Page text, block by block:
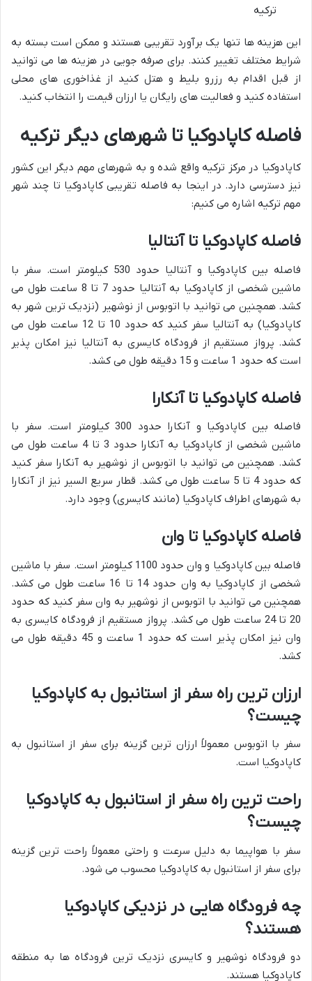
ترکیه
این هزینه ها تنها یک برآورد تقریبی هستند و ممکن است بسته به
شرایط مختلف تغییر کنند. برای صرفه جویی در هزینه ها می توانید
از قبل اقدام به رزرو بلیط و هتل کنید از غذاخوری های محلی
استفاده کنید و فعالیت های رایگان یا ارزان قیمت را انتخاب کنید.
فاصله کاپادوکیا تا شهرهای دیگر ترکیه
کاپادوکیا در مرکز ترکیه واقع شده و به شهرهای مهم دیگر این کشور
نیز دسترسی دارد. در اینجا به فاصله تقریبی کاپادوکیا تا چند شهر
مهم ترکیه اشاره می کنیم:
فاصله کاپادوکیا تا آنتالیا
فاصله بین کاپادوکیا و آنتالیا حدود 530 کیلومتر است. سفر با
ماشین شخصی از کاپادوکیا به آنتالیا حدود 7 تا 8 ساعت طول می
کشد. همچنین می توانید با اتوبوس از نوشهیر (نزدیک ترین شهر به
کاپادوکیا) به آنتالیا سفر کنید که حدود 10 تا 12 ساعت طول می
کشد. پرواز مستقیم از فرودگاه کایسری به آنتالیا نیز امکان پذیر
است که حدود 1 ساعت و 15 دقیقه طول می کشد.
فاصله کاپادوکیا تا آنکارا
فاصله بین کاپادوکیا و آنکارا حدود 300 کیلومتر است. سفر با
ماشین شخصی از کاپادوکیا به آنکارا حدود 3 تا 4 ساعت طول می
کشد. همچنین می توانید با اتوبوس از نوشهیر به آنکارا سفر کنید
که حدود 4 تا 5 ساعت طول می کشد. قطار سریع السیر نیز از آنکارا
به شهرهای اطراف کاپادوکیا (مانند کایسری) وجود دارد.
فاصله کاپادوکیا تا وان
فاصله بین کاپادوکیا و وان حدود 1100 کیلومتر است. سفر با ماشین
شخصی از کاپادوکیا به وان حدود 14 تا 16 ساعت طول می کشد.
همچنین می توانید با اتوبوس از نوشهیر به وان سفر کنید که حدود
20 تا 24 ساعت طول می کشد. پرواز مستقیم از فرودگاه کایسری به
وان نیز امکان پذیر است که حدود 1 ساعت و 45 دقیقه طول می
کشد.
ارزان ترین راه سفر از استانبول به کاپادوکیا
چیست؟
سفر با اتوبوس معمولاً ارزان ترین گزینه برای سفر از استانبول به
کاپادوکیا است.
راحت ترین راه سفر از استانبول به کاپادوکیا
چیست؟
سفر با هواپیما به دلیل سرعت و راحتی معمولاً راحت ترین گزینه
برای سفر از استانبول به کاپادوکیا محسوب می شود.
چه فرودگاه هایی در نزدیکی کاپادوکیا
هستند؟
دو فرودگاه نوشهیر و کایسری نزدیک ترین فرودگاه ها به منطقه
کاپادوکیا هستند.